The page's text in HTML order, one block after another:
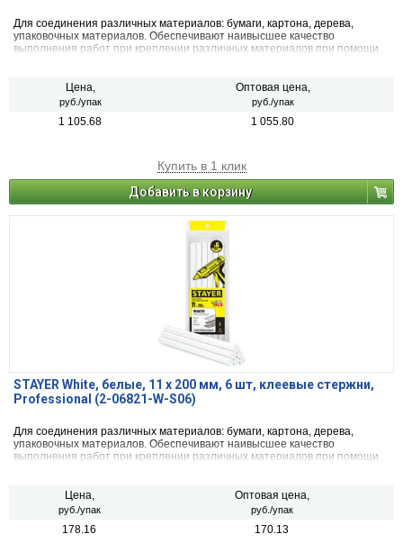
Для соединения различных материалов: бумаги, картона, дерева,
упаковочных материалов. Обеспечивают наивысшее качество
выполнения работ при креплении различных материалов при помощи
Цена,
руб./упак
Оптовая цена,
руб./упак
1 105.68 1 055.80
Купить в 1 клик
Добавить в корзину
STAYER White, белые, 11 х 200 мм, 6 шт, клеевые стержни,
Professional (2-06821-W-S06)
Для соединения различных материалов: бумаги, картона, дерева,
упаковочных материалов. Обеспечивают наивысшее качество
выполнения работ при креплении различных материалов при помощи
Цена,
руб./упак
Оптовая цена,
руб./упак
178.16 170.13